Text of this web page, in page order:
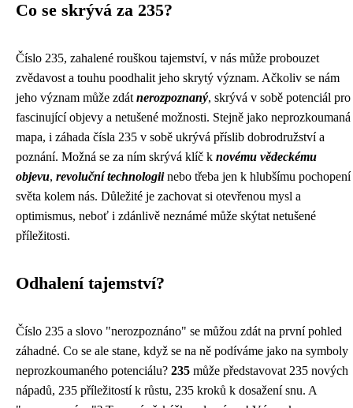
Co se skrývá za 235?
Číslo 235, zahalené rouškou tajemství, v nás může probouzet
zvědavost a touhu poodhalit jeho skrytý význam. Ačkoliv se nám
jeho význam může zdát nerozpoznaný, skrývá v sobě potenciál pro
fascinující objevy a netušené možnosti. Stejně jako neprozkoumaná
mapa, i záhada čísla 235 v sobě ukrývá příslib dobrodružství a
poznání. Možná se za ním skrývá klíč k novému vědeckému
objevu, revoluční technologiinebo třeba jen k hlubšímu pochopení
světa kolem nás. Důležité je zachovat si otevřenou mysl a
optimismus, neboť i zdánlivě neznámé může skýtat netušené
příležitosti.
Odhalení tajemství?
Číslo 235 a slovo "nerozpoznáno" se můžou zdát na první pohled
záhadné. Co se ale stane, když se na ně podíváme jako na symboly
neprozkoumaného potenciálu? 235 může představovat 235 nových
nápadů, 235 příležitostí k růstu, 235 kroků k dosažení snu. A